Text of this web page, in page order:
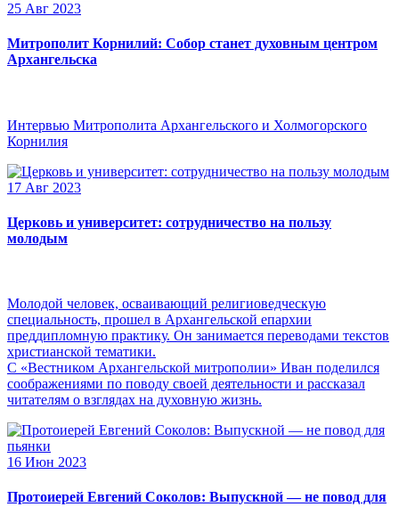
25 Авг 2023
Митрополит Корнилий: Собор станет духовным центром
Архангельска
Интервью Митрополита Архангельского и Холмогорского
Корнилия
17 Авг 2023
Церковь и университет: сотрудничество на пользу
молодым
Молодой человек, осваивающий религиоведческую
специальность, прошел в Архангельской епархии
преддипломную практику. Он занимается переводами текстов
христианской тематики.
С «Вестником Архангельской митрополии» Иван поделился
соображениями по поводу своей деятельности и рассказал
читателям о взглядах на духовную жизнь.
16 Июн 2023
Протоиерей Евгений Соколов: Выпускной — не повод для